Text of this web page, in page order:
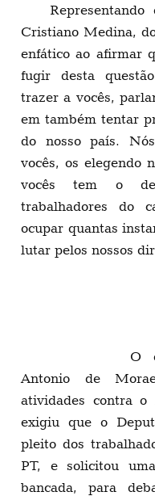
Cristiano Medina,
enfático ao afirmar
fugir desta
trazer a vocês,
em também tentar
do nosso país.
vocês, os elegendo
vocês tem o
trabalhadores do
ocupar quantas
lutar pelos nossos
Luiz Alberto leve
resto da bancada
reunião com
estratégias legais
mais o governo
“Nós estamos
vai durar o tempo